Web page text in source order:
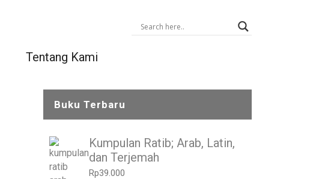
Tentang Kami
Buku Terbaru
Kumpulan Ratib; Arab, Latin,
dan Terjemah
Rp39.000